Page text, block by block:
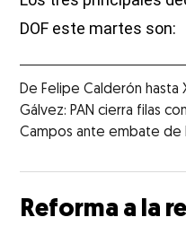
DOF este martes son:
De Felipe Calderón hasta
Gálvez: PAN cierra filas
Campos ante embate de
Reforma a la